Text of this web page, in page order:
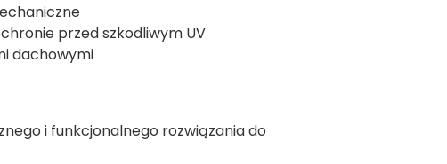
przed szkodliwym UV
dachowymi
i funkcjonalnego rozwiązania do